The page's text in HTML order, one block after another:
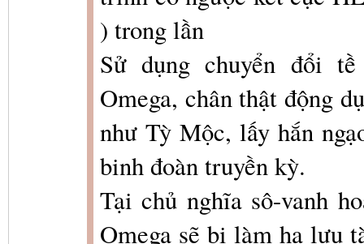
) trong lần
Sử dụng chuyển đổi
Omega, chân thật động
như Tỳ Mộc, lấy hắn
binh đoàn truyền kỳ.
Tại chủ nghĩa sô-vanh
Omega sẽ bị làm hạ lưu